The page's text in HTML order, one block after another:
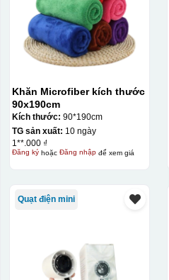
Khăn Microfiber kích thước
90x190cm
Kích thước: 90*190cm
TG sản xuất: 10 ngày
1**.000 ₫
Đăng kýhoặc Đăng nhậpđể xem giá
Quạt điện mini